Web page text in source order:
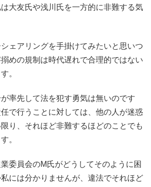
大友氏や浅川氏を一方的に非難する気
ェアリングを手掛けてみたいと思いつ
めの規制は時代遅れで合理的ではない
。
率先して法を犯す勇気は無いのです
で行うことに対しては、他の人が迷惑
り、それほど非難するほどのことでも
。
委員会のM氏がどうしてそのように困
には分かりませんが、違法でそれほど